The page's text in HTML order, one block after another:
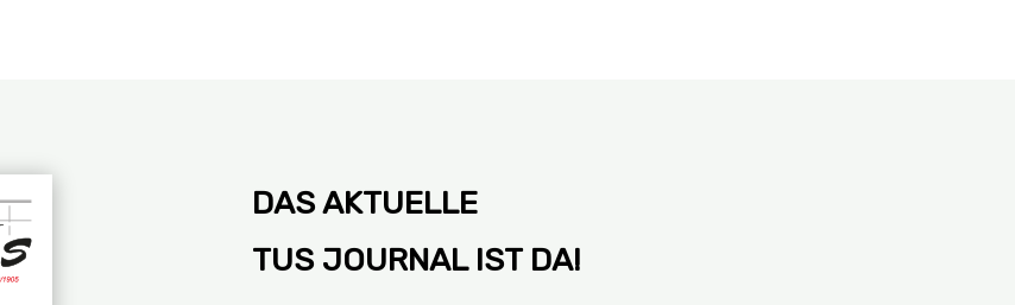
DAS AKTUELLE
TUS JOURNAL IST DA!